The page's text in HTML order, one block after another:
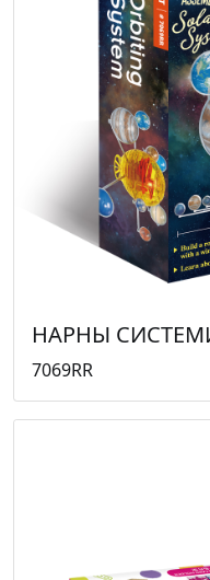
НАРНЫ
7069RR